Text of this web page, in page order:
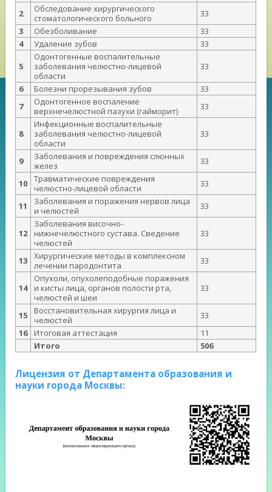
2
Обследование хирургического
стоматологического больного
33
3
Обезболивание
33
4
Удаление зубов 33
5
Одонтогенные воспалительные
заболевания челюстно-лицевой
области
33
6 Болезни прорезывания зубов
33
7
Одонтогенное воспаление
верхнечелюстной пазухи (гайморит)
33
8
Инфекционные воспалительные
заболевания челюстно-лицевой
области
33
9
Заболевания и повреждения слюнных
желез
33
10
Травматические повреждения
челюстно-лицевой области
33
11
Заболевания и поражения нервов лица
и челюстей
33
12
Заболевания височно-
нижнечелюстного сустава. Сведение
челюстей
33
13
Хирургические методы в комплексном
лечении пародонтита
33
14
Опухоли, опухолеподобные поражения
и кисты лица, органов полости рта,
челюстей и шеи
33
15
Восстановительная хирургия лица и
челюстей
33
16
Итоговая аттестация
11
Итого
506
Лицензия от Департамента образования и
науки города Москвы: